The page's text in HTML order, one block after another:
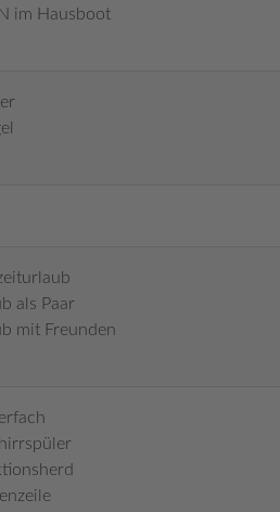
im Hausboot
als Paar
mit Freunden